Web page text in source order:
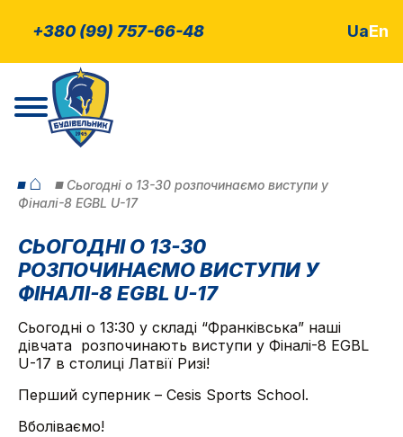
+380 (99) 757-66-48 UaEn
⌂
Cьогодні о 13-30 розпочинаємо виступи у
Фіналі-8 EGBL U-17
CЬОГОДНІ О 13-30
РОЗПОЧИНАЄМО ВИСТУПИ У
ФІНАЛІ-8 EGBL U-17
Сьогодні о 13:30 у складі “Франківська” наші
дівчата розпочинають виступи у Фіналі-8 EGBL
U-17 в столиці Латвії Ризі!
Перший суперник – Cesis Sports School.
Вболіваємо!